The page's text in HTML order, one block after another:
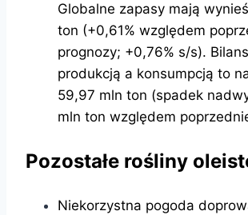
Globalne zapasy mają
ton (+0,61% względem
prognozy; +0,76% s/s).
produkcją a konsumpcją to
59,97 mln ton (spadek
mln ton względem
Pozostałe rośliny
Niekorzystna pogoda